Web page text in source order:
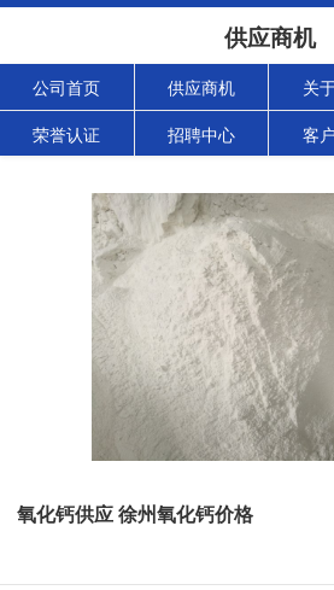
供应商机
公司首页 供应商机 关
荣誉认证 招聘中心 客
氧化钙供应 徐州氧化钙价格